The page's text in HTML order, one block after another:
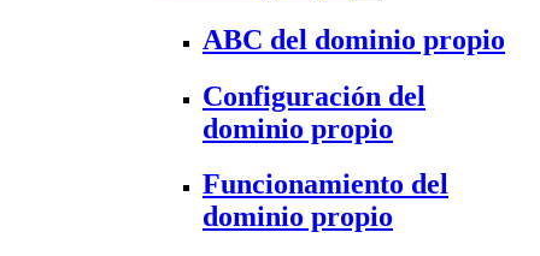
ABC del dominio propio
Configuración del
dominio propio
Funcionamiento del
dominio propio